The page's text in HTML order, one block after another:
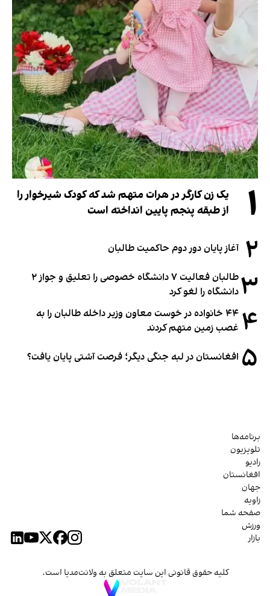
۱
یک زن کارگر در هرات متهم شد که کودک شیرخوار را
از طبقه پنجم پایین انداخته است
۲ آغاز پایان دور دوم حاکمیت طالبان
۳
طالبان فعالیت ۷ دانشگاه خصوصی را تعلیق و جواز ۲
دانشگاه را لغو کرد
۴
۴۴ خانواده در خوست معاون وزیر داخله طالبان را به
غصب زمین متهم کردند
۵ افغانستان در لبه جنگی دیگر؛ فرصت آشتی پایان یافت؟
برنامه‌ها
تلویزیون
رادیو
افغانستان
جهان
زاویه
صفحه شما
ورزش
بازار
کلیه حقوق قانونی این سایت متعلق به ولانت‌مدیا است.